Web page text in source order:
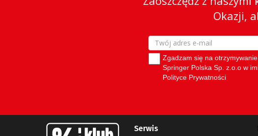
Serwis